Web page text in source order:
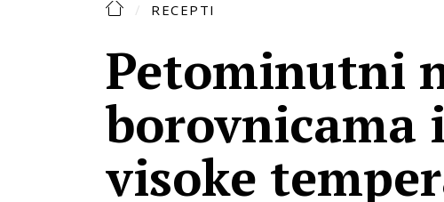
RECEPTI
Petominutni
borovnicama
visoke